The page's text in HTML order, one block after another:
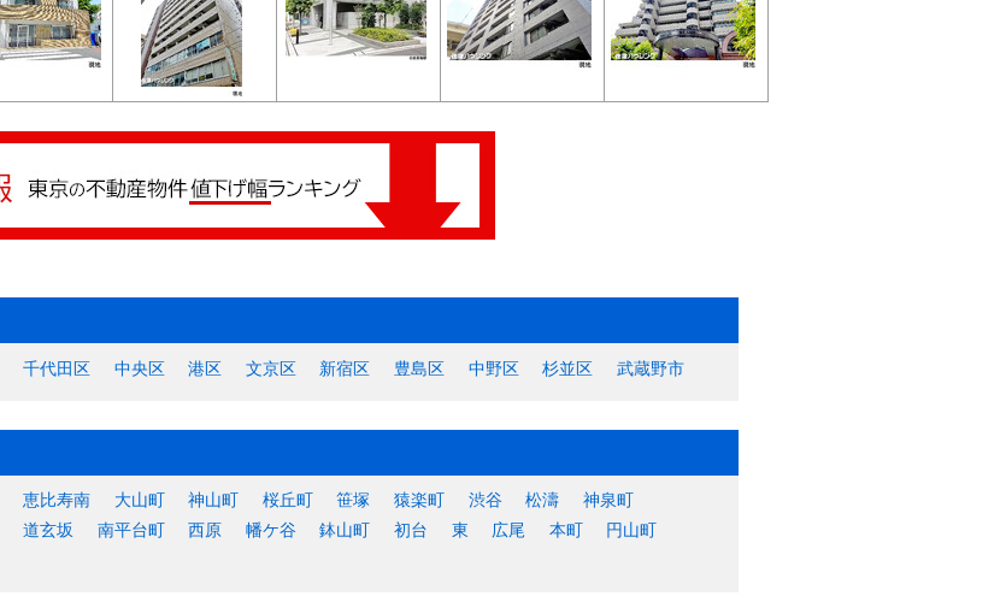
千代田区 中央区 港区 文京区 新宿区 豊島区 中野区 杉並区 武蔵野市
恵比寿南 大山町 神山町 桜丘町 笹塚 猿楽町 渋谷 松濤
神泉町
道玄坂 南平台町 西原 幡ケ谷 鉢山町 初台 東 広尾 本町
円山町